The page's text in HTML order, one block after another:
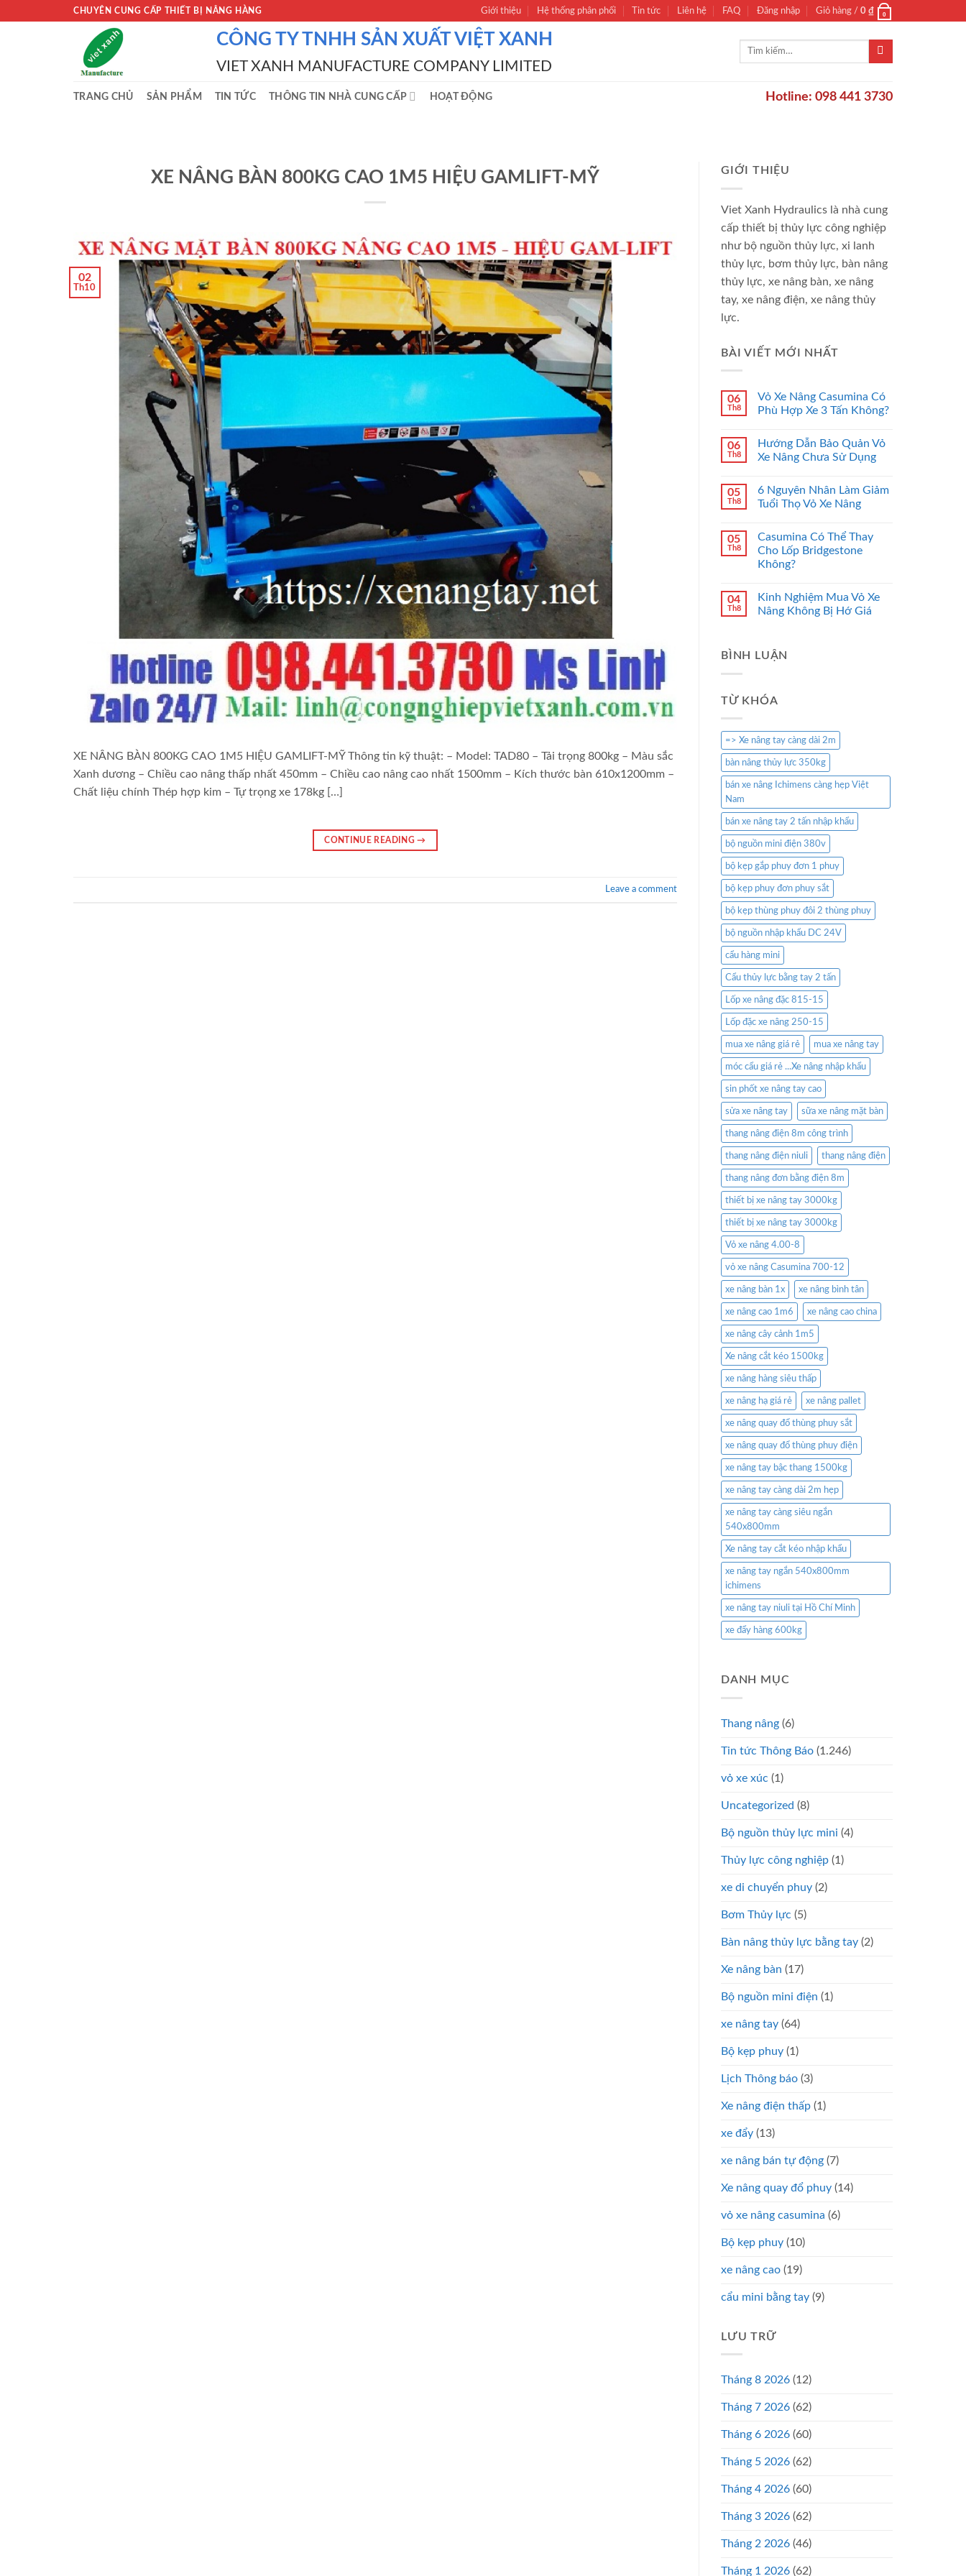
CHUYÊN CUNG CẤP THIẾT BỊ NÂNG HÀNG Giới thiệu Hệ thống phân phối Tin tức Liên hệ FAQ Đăng nhập Giỏ hàng / 0 ₫ 0
CÔNG TY TNHH SẢN XUẤT VIỆT XANH
VIET XANH MANUFACTURE COMPANY LIMITED
Tìm
TRANG CHỦ SẢN PHẨM TIN TỨC THÔNG TIN NHÀ CUNG CẤP HOẠT ĐỘNG Hotline: 098 441 3730
XE NÂNG BÀN 800KG CAO 1M5 HIỆU GAMLIFT-MỸ
02
Th10
XE NÂNG BÀN 800KG CAO 1M5 HIỆU GAMLIFT-MỸ Thông tin kỹ thuật: – Model: TAD80 – Tải trọng 800kg – Màu sắc
Xanh dương – Chiều cao nâng thấp nhất 450mm – Chiều cao nâng cao nhất 1500mm – Kích thước bàn 610x1200mm –
Chất liệu chính Thép hợp kim – Tự trọng xe 178kg […]
CONTINUE READING→
Leave a comment
GIỚI THIỆU
Viet Xanh Hydraulics là nhà cung
cấp thiết bị thủy lực công nghiệp
như bộ nguồn thủy lực, xi lanh
thủy lực, bơm thủy lực, bàn nâng
thủy lực, xe nâng bàn, xe nâng
tay, xe nâng điện, xe nâng thủy
lực.
BÀI VIẾT MỚI NHẤT
06
Th8
Vỏ Xe Nâng Casumina Có
Phù Hợp Xe 3 Tấn Không?
06
Th8
Hướng Dẫn Bảo Quản Vỏ
Xe Nâng Chưa Sử Dụng
05
Th8
6 Nguyên Nhân Làm Giảm
Tuổi Thọ Vỏ Xe Nâng
05
Th8
Casumina Có Thể Thay
Cho Lốp Bridgestone
Không?
04
Th8
Kinh Nghiệm Mua Vỏ Xe
Nâng Không Bị Hớ Giá
BÌNH LUẬN
TỪ KHÓA
=> Xe nâng tay càng dài 2m
bàn nâng thủy lực 350kg
bán xe nâng Ichimens càng hẹp Việt
Nam
bán xe nâng tay 2 tấn nhập khẩu
bộ nguồn mini điện 380v
bộ kẹp gắp phuy đơn 1 phuy
bộ kẹp phuy đơn phuy sắt
bộ kẹp thùng phuy đôi 2 thùng phuy
bộ nguồn nhập khẩu DC 24V
cẩu hàng mini
Cẩu thủy lực bằng tay 2 tấn
Lốp xe nâng đặc 815-15
Lốp đặc xe nâng 250-15
mua xe nâng giá rẻ mua xe nâng tay
móc cẩu giá rẻ ...Xe nâng nhập khẩu
sin phốt xe nâng tay cao
sửa xe nâng tay sữa xe nâng mặt bàn
thang nâng điện 8m công trình
thang nâng điện niuli thang nâng điện
thang nâng đơn bằng điện 8m
thiết bị xe nâng tay 3000kg
thiết bị xe nâng tay 3000kg
Vỏ xe nâng 4.00-8
vỏ xe nâng Casumina 700-12
xe nâng bàn 1x xe nâng bình tân
xe nâng cao 1m6 xe nâng cao china
xe nâng cây cảnh 1m5
Xe nâng cắt kéo 1500kg
xe nâng hàng siêu thấp
xe nâng hạ giá rẻ xe nâng pallet
xe nâng quay đổ thùng phuy sắt
xe nâng quay đổ thùng phuy điện
xe nâng tay bậc thang 1500kg
xe nâng tay càng dài 2m hẹp
xe nâng tay càng siêu ngắn
540x800mm
Xe nâng tay cắt kéo nhập khẩu
xe nâng tay ngắn 540x800mm
ichimens
xe nâng tay niuli tại Hồ Chí Minh
xe đẩy hàng 600kg
DANH MỤC
Thang nâng (6)
Tin tức Thông Báo (1.246)
vỏ xe xúc (1)
Uncategorized (8)
Bộ nguồn thủy lực mini (4)
Thủy lực công nghiệp (1)
xe di chuyển phuy (2)
Bơm Thủy lực (5)
Bàn nâng thủy lực bằng tay (2)
Xe nâng bàn (17)
Bộ nguồn mini điện (1)
xe nâng tay (64)
Bộ kẹp phuy (1)
Lịch Thông báo (3)
Xe nâng điện thấp (1)
xe đẩy (13)
xe nâng bán tự động (7)
Xe nâng quay đổ phuy (14)
vỏ xe nâng casumina (6)
Bộ kẹp phuy (10)
xe nâng cao (19)
cẩu mini bằng tay (9)
LƯU TRỮ
Tháng 8 2026 (12)
Tháng 7 2026 (62)
Tháng 6 2026 (60)
Tháng 5 2026 (62)
Tháng 4 2026 (60)
Tháng 3 2026 (62)
Tháng 2 2026 (46)
Tháng 1 2026 (62)